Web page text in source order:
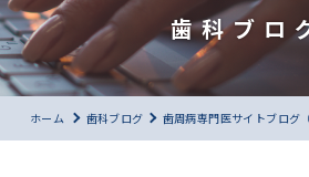
歯科ブロ
ホーム 歯科ブログ 歯周病専門医サイトブログ（